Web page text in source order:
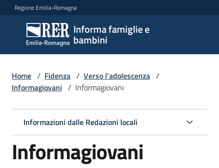
Vai al contenuto
Vai alla navigazione
Vai al footer
Regione Emilia-Romagna
Informa famiglie e
bambini
Informa
famiglie
e
bambini
Argomenti
Servizi
Home / Fidenza / Verso l'adolescenza /
Informagiovani / Informagiovani
Informazioni dalle Redazioni locali
Informagiovani